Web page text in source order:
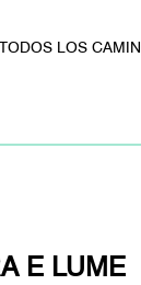
LOS
E LUME